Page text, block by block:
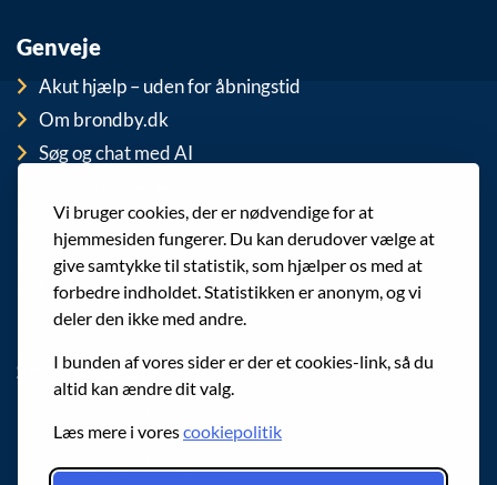
Vi bruger cookies, der er nødvendige for at
hjemmesiden fungerer. Du kan derudover vælge at
give samtykke til statistik, som hjælper os med at
forbedre indholdet. Statistikken er anonym, og vi
deler den ikke med andre.
I bunden af vores sider er der et cookies-link, så du
altid kan ændre dit valg.
Læs mere i vorescookiepolitik
Genveje
Akut hjælp – uden for åbningstid
Om brondby.dk
Søg og chat med AI
EAN-numre
Cookies
Privatlivspolitik (GDPR)
Sociale medier
Følg os på Instagram